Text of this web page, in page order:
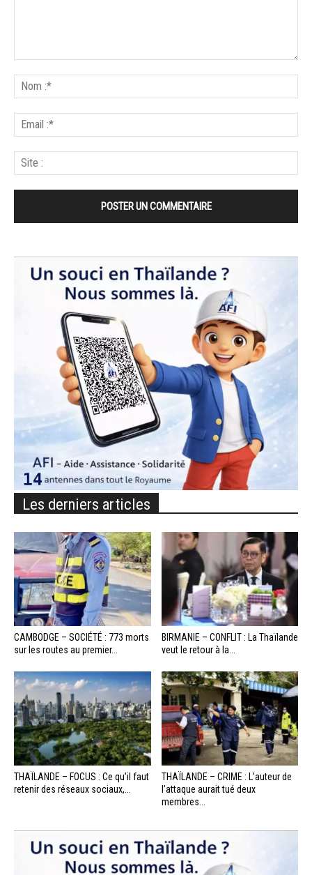
Les derniers articles
CAMBODGE – SOCIÉTÉ : 773 morts
sur les routes au premier...
BIRMANIE – CONFLIT : La Thaïlande
veut le retour à la...
THAÏLANDE – FOCUS : Ce qu’il faut
retenir des réseaux sociaux,...
THAÏLANDE – CRIME : L’auteur de
l’attaque aurait tué deux
membres...